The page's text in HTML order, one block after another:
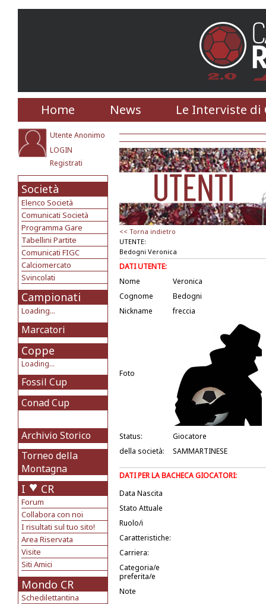
Home News Le Interviste di
Utente Anonimo
LOGIN
Registrati
Società
Elenco Società
Comunicati Società
Programma Gare
Tabellini Partite
Comunicati FIGC
Calciomercato
Svincolati
Campionati
Loading...
Marcatori
Coppe
Loading...
Fossil Cup
Conad Cup
Archivio Storico
Torneo della
Montagna
I CR
Forum
Collabora con noi
I risultati sul tuo sito!
Area Riservata
Visite
Siti Amici
Mondo CR
Schedilettantina
<< Torna indietro
UTENTE:
Bedogni Veronica
DATI UTENTE:
Nome
Veronica
Cognome
Bedogni
Nickname
freccia
Foto
Status:
Giocatore
della società:
SAMMARTINESE
DATI PER LA BACHECA GIOCATORI:
Data Nascita
Stato Attuale
Ruolo/i
Caratteristiche:
Carriera:
Categoria/e
preferita/e
Note